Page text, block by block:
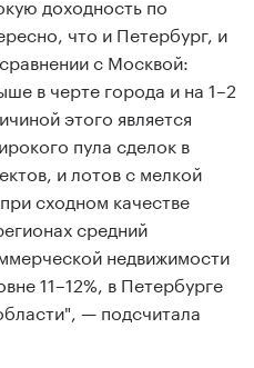
что и Петербург, и
с Москвой:
в черте города и на 1–2
этого является
пула сделок в
и лотов с мелкой
сходном качестве
средний
недвижимости
11–12%, в Петербурге
— подсчитала